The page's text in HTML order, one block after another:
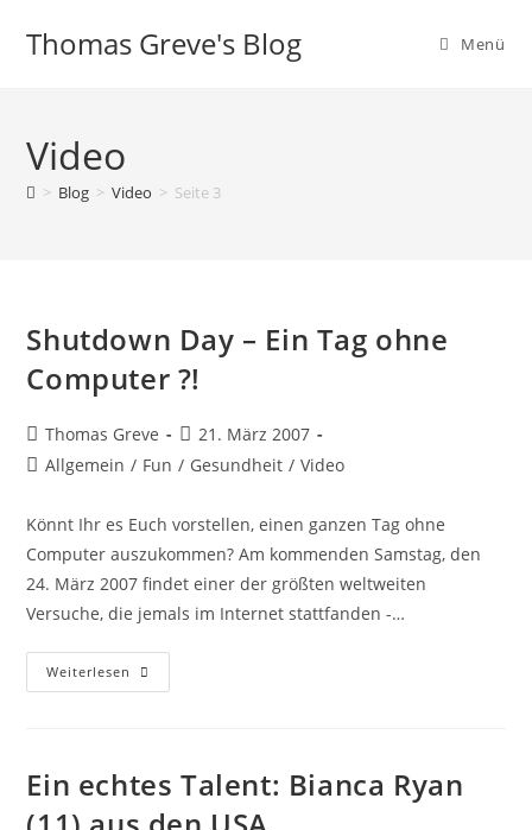
InhaltThomas Greve's Blog Menü
Video
> Blog > Video > Seite 3
Shutdown Day – Ein Tag ohne
Computer ?!
Beitrags-
Autor:
Thomas Greve
Beitrag
veröffentlicht:
21. März 2007
Beitrags-
Allgemein / Fun / Gesundheit / Video
Könnt Ihr es Euch vorstellen, einen ganzen Tag ohne
Computer auszukommen? Am kommenden Samstag, den
24. März 2007 findet einer der größten weltweiten
Versuche, die jemals im Internet stattfanden -…
Weiterlesen Shutdown
Day
Computer
?!
Ein echtes Talent: Bianca Ryan